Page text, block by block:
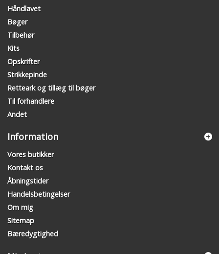
Håndlavet
Bøger
Tilbehør
Kits
Opskrifter
Strikkepinde
Retteark og tillæg til bøger
Til forhandlere
Andet
Information
Vores butikker
Kontakt os
Åbningstider
Handelsbetingelser
Om mig
Sitemap
Bæredygtighed